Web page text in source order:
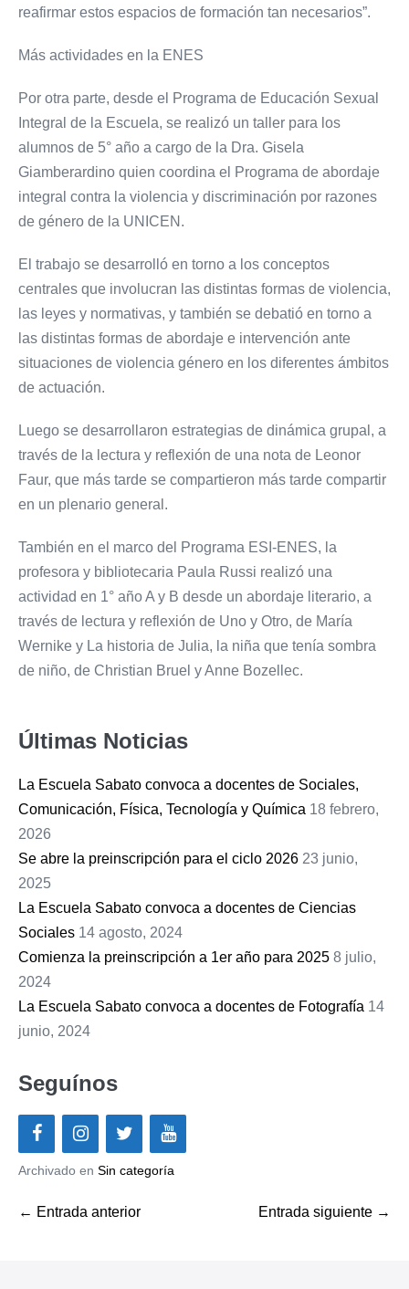
reafirmar estos espacios de formación tan necesarios”.
Más actividades en la ENES
Por otra parte, desde el Programa de Educación Sexual
Integral de la Escuela, se realizó un taller para los
alumnos de 5° año a cargo de la Dra. Gisela
Giamberardino quien coordina el Programa de abordaje
integral contra la violencia y discriminación por razones
de género de la UNICEN.
El trabajo se desarrolló en torno a los conceptos
centrales que involucran las distintas formas de violencia,
las leyes y normativas, y también se debatió en torno a
las distintas formas de abordaje e intervención ante
situaciones de violencia género en los diferentes ámbitos
de actuación.
Luego se desarrollaron estrategias de dinámica grupal, a
través de la lectura y reflexión de una nota de Leonor
Faur, que más tarde se compartieron más tarde compartir
en un plenario general.
También en el marco del Programa ESI-ENES, la
profesora y bibliotecaria Paula Russi realizó una
actividad en 1° año A y B desde un abordaje literario, a
través de lectura y reflexión de Uno y Otro, de María
Wernike y La historia de Julia, la niña que tenía sombra
de niño, de Christian Bruel y Anne Bozellec.
Últimas Noticias
La Escuela Sabato convoca a docentes de Sociales,
Comunicación, Física, Tecnología y Química 18 febrero,
2026
Se abre la preinscripción para el ciclo 2026 23 junio,
2025
La Escuela Sabato convoca a docentes de Ciencias
Sociales 14 agosto, 2024
Comienza la preinscripción a 1er año para 2025 8 julio,
2024
La Escuela Sabato convoca a docentes de Fotografía 14
junio, 2024
Seguínos
Archivado en Sin categoría
Navegación
← Entrada anterior Entrada siguiente →